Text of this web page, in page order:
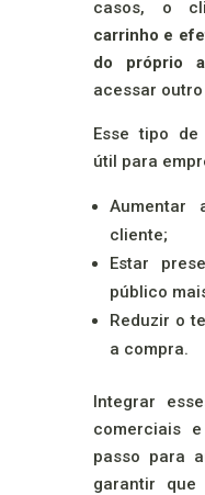
casos, o
carrinho e
do próprio
acessar
Esse tipo
útil para
Aumentar
cliente;
Estar
público
Reduzir o
a compra.
Integrar
comerciais
passo para
garantir que